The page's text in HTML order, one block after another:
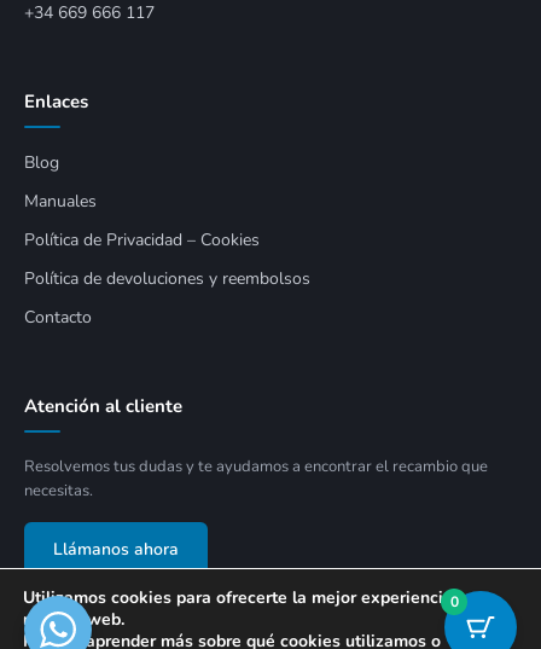
+34 669 666 117
Enlaces
Blog
Manuales
Política de Privacidad – Cookies
Política de devoluciones y reembolsos
Contacto
Atención al cliente
Resolvemos tus dudas y te ayudamos a encontrar el recambio que
necesitas.
Llámanos ahora
Utilizamos cookies para ofrecerte la mejor experiencia en
nuestra web.
Puedes aprender más sobre qué cookies utilizamos o
0